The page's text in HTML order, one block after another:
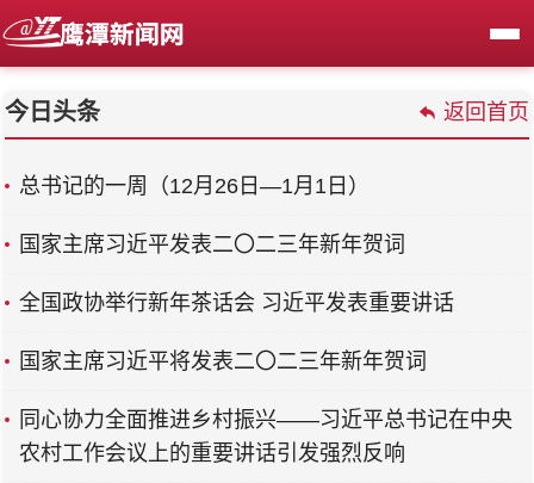
今日头条 返回首页
总书记的一周（12月26日—1月1日）
国家主席习近平发表二〇二三年新年贺词
全国政协举行新年茶话会 习近平发表重要讲话
国家主席习近平将发表二〇二三年新年贺词
同心协力全面推进乡村振兴——习近平总书记在中央
农村工作会议上的重要讲话引发强烈反响